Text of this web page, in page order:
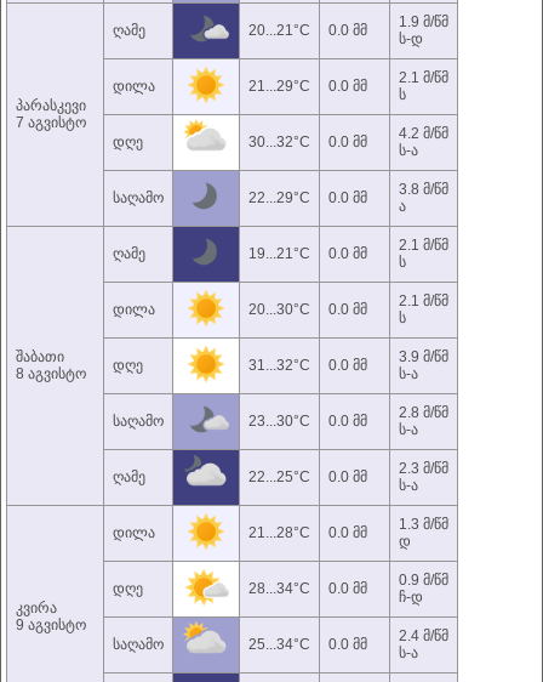
პარასკევი
7 აგვისტო
ღამე 20...21°C 0.0 მმ
1.9 მ/წმ
ს-დ
დილა 21...29°C 0.0 მმ
2.1 მ/წმ
ს
დღე 30...32°C 0.0 მმ
4.2 მ/წმ
ს-ა
საღამო 22...29°C 0.0 მმ
3.8 მ/წმ
ა
შაბათი
8 აგვისტო
ღამე 19...21°C 0.0 მმ
2.1 მ/წმ
ს
დილა 20...30°C 0.0 მმ
2.1 მ/წმ
ს
დღე 31...32°C 0.0 მმ
3.9 მ/წმ
ს-ა
საღამო 23...30°C 0.0 მმ
2.8 მ/წმ
ს-ა
ღამე 22...25°C 0.0 მმ
2.3 მ/წმ
ს-ა
კვირა
9 აგვისტო
დილა 21...28°C 0.0 მმ
1.3 მ/წმ
დ
დღე 28...34°C 0.0 მმ
0.9 მ/წმ
ჩ-დ
საღამო 25...34°C 0.0 მმ
2.4 მ/წმ
ს-ა